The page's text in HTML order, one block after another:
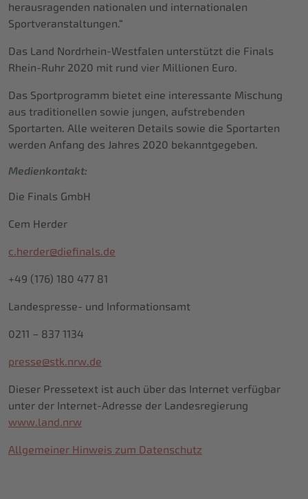
herausragenden nationalen und internationalen
Sportveranstaltungen.“
Das Land Nordrhein-Westfalen unterstützt die Finals
Rhein-Ruhr 2020 mit rund vier Millionen Euro.
Das Sportprogramm bietet eine interessante Mischung
aus traditionellen sowie jungen, aufstrebenden
Sportarten. Alle weiteren Details sowie die Sportarten
werden Anfang des Jahres 2020 bekanntgegeben.
Medienkontakt:
Die Finals GmbH
Cem Herder
c.herder@diefinals.de
+49 (176) 180 477 81
Landespresse- und Informationsamt
0211 – 837 1134
presse@stk.nrw.de
Dieser Pressetext ist auch über das Internet verfügbar
unter der Internet-Adresse der Landesregierung
www.land.nrw
Allgemeiner Hinweis zum Datenschutz